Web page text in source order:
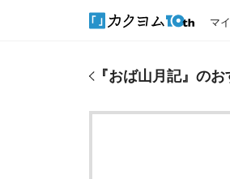
マ
『おば山月記』のお